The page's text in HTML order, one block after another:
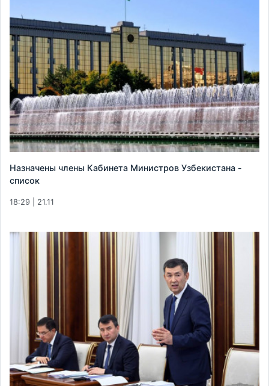
Назначены члены Кабинета Министров Узбекистана -
список
18:29 | 21.11